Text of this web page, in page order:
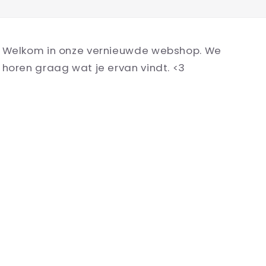
Welkom in onze vernieuwde webshop. We
horen graag wat je ervan vindt. <3